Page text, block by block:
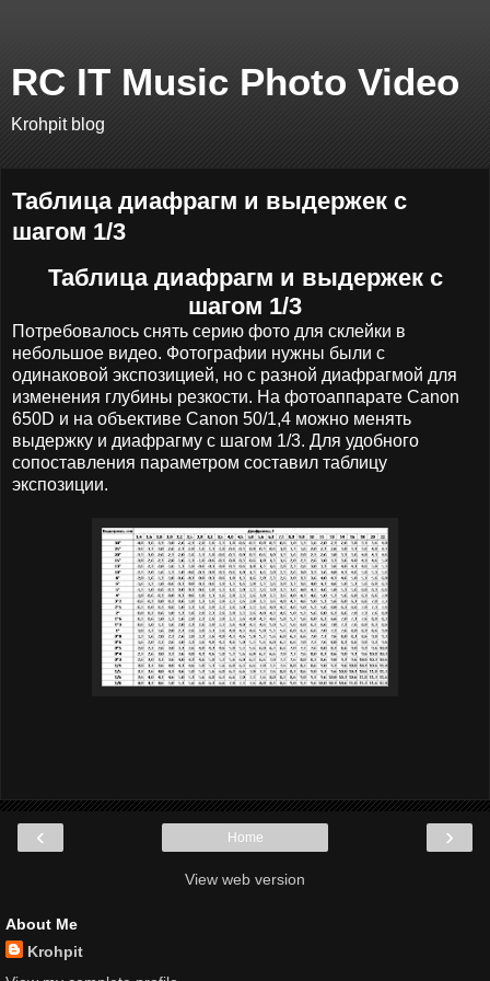
RC IT Music Photo Video
Krohpit blog
Таблица диафрагм и выдержек с
шагом 1/3
Таблица диафрагм и выдержек с
шагом 1/3
Потребовалось снять серию фото для склейки в
небольшое видео. Фотографии нужны были с
одинаковой экспозицией, но с разной диафрагмой для
изменения глубины резкости. На фотоаппарате Canon
650D и на объективе Canon 50/1,4 можно менять
выдержку и диафрагму с шагом 1/3. Для удобного
сопоставления параметром составил таблицу
экспозиции.
‹ ›
Home
View web version
About Me
Krohpit